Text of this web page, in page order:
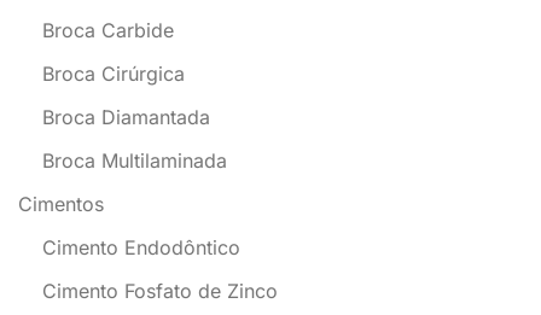
Broca Carbide
Broca Cirúrgica
Broca Diamantada
Broca Multilaminada
Cimentos
Cimento Endodôntico
Cimento Fosfato de Zinco